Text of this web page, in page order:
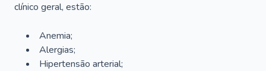
clínico geral, estão:
Anemia;
Alergias;
Hipertensão arterial;